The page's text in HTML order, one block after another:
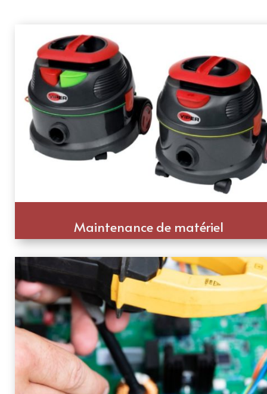
Maintenance de matériel